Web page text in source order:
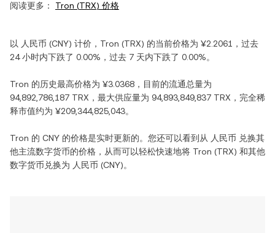
阅读更多： Tron (TRX) 价格
以 人民币 (CNY) 计价， Tron (TRX) 的当前价格为 ¥2.2061 ，过去
24 小时内下跌了 0.00% ，过去 7 天内下跌了 0.00%。
Tron 的历史最高价格为 ¥3.0368 ，目前的流通总量为
94,892,786,187 TRX ，最大供应量为 94,893,849,837 TRX ，完全稀
释市值约为 ¥209,344,825,043。
Tron 的 CNY 的价格是实时更新的。您还可以看到从 人民币 兑换其
他主流数字货币的价格，从而可以轻松快速地将 Tron (TRX) 和其他
数字货币兑换为 人民币 (CNY)。